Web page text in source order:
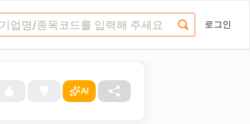
로그인
AI